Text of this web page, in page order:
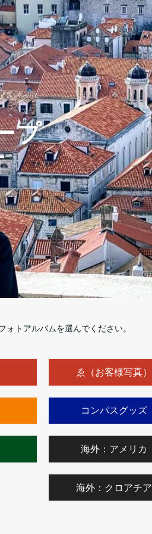
プ
ォトアルバムを選んでください。
ゑ（お客様写真）
コンパスグッズ
海外：アメリカ
海外：クロアチア